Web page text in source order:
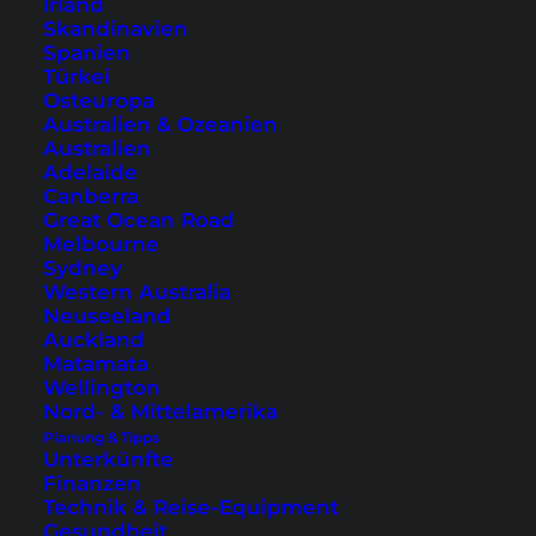
Irland
Skandinavien
Spanien
Türkei
Osteuropa
Australien & Ozeanien
Australien
Adelaide
Canberra
Great Ocean Road
Melbourne
Sydney
Western Australia
Neuseeland
Auckland
Matamata
Wellington
Nord- & Mittelamerika
Planung & Tipps
Unterkünfte
Finanzen
Technik & Reise-Equipment
Gesundheit
ist auch die Dachterrasse und es gibt weitere
Annehmlichkeiten wie Waschmaschinen und
ein direkt angeschlossenes Café.
Dachterrasse, Zimmer und Café im
Abest(Fotos © mit freundlicher Genehmigung vom Hotel Sui
Akasaka by Abest)
Beliebte Stadtteile zum Übernachten sind in